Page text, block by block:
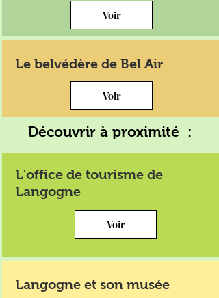
Voir
Le belvédère de Bel Air
Voir
Découvrir à proximité :
L'office de tourisme de
Langogne
Voir
Langogne et son musée